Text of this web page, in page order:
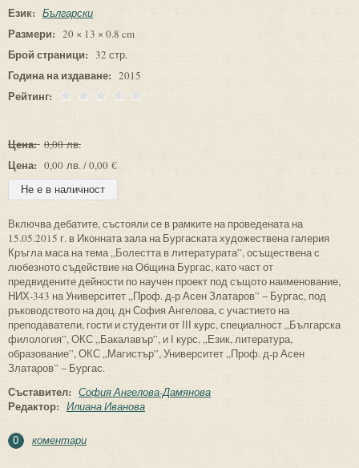
Език: Български
Размери: 20 × 13 × 0.8 cm
Брой страници: 32 стр.
Година на издаване: 2015
Рейтинг:
Цена: 0,00 лв.
Цена: 0,00 лв. / 0,00 €
Включва дебатите, състояли се в рамките на проведената на
15.05.2015 г. в Иконната зала на Бургаската художествена галерия
Кръгла маса на тема „Болестта в литературата”, осъществена с
любезното съдействие на Община Бургас, като част от
предвидените дейности по научен проект под същото наименование,
НИХ-343 на Университет „Проф. д-р Асен Златаров” − Бургас, под
ръководството на доц. дн София Ангелова, с участието на
преподаватели, гости и студенти от ІІІ курс, специалност „Българска
филология”, ОКС „Бакалавър”, и І курс, „Език, литература,
образование”, ОКС „Магистър”, Университет „Проф. д-р Асен
Златаров” − Бургас.
Съставител: София Ангелова-Дамянова
Редактор: Илиана Иванова
0 коментари